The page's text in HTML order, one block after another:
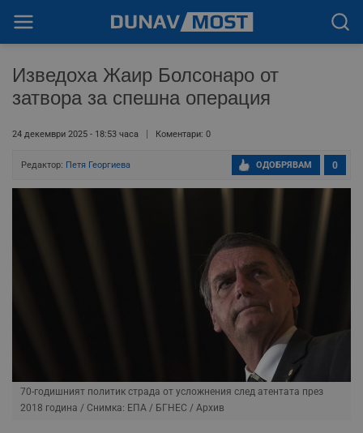
Изведоха Жаир Болсонаро от
затвора за спешна операция
24 декември 2025 - 18:53 часа Коментари: 0
Редактор: Петя Георгиева 0
ОДОБРЯВАМ
70-годишният политик страда от усложнения след атентата през
2018 година / Снимка: ЕПА / БГНЕС / Архив